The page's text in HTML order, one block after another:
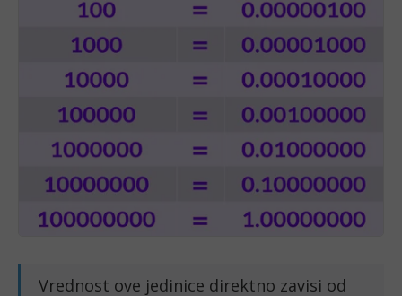
Vrednost ove jedinice direktno zavisi od